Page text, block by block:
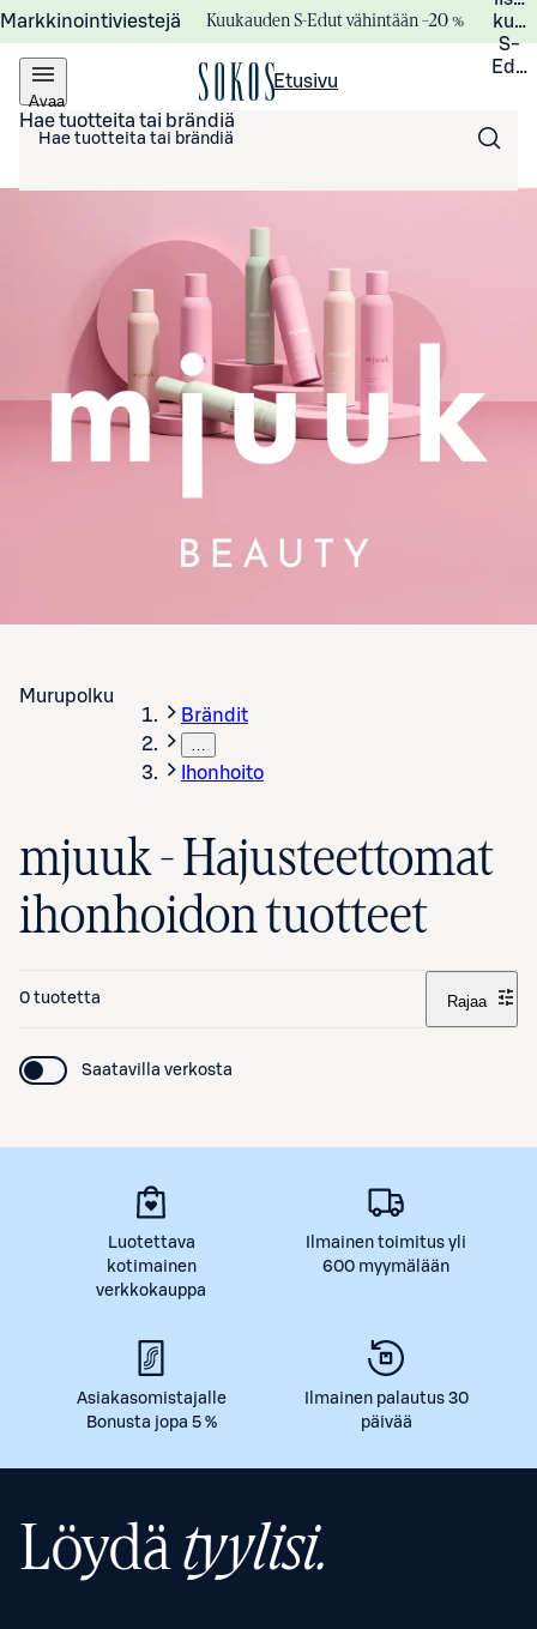
Markkinointiviestejä Kuukauden S-Edut vähintään –20 %
S-
Avaa
valikko
Etusivu
Hae tuotteita tai brändiä
Murupolku
Brändit
Ihonhoito
mjuuk - Hajusteettomat
ihonhoidon tuotteet
0 tuotetta Rajaa
Saatavilla verkosta
Luotettava
kotimainen
verkkokauppa
Ilmainen toimitus yli
600 myymälään
Asiakasomistajalle
Bonusta jopa 5 %
Ilmainen palautus 30
päivää
Löydätyylisi.